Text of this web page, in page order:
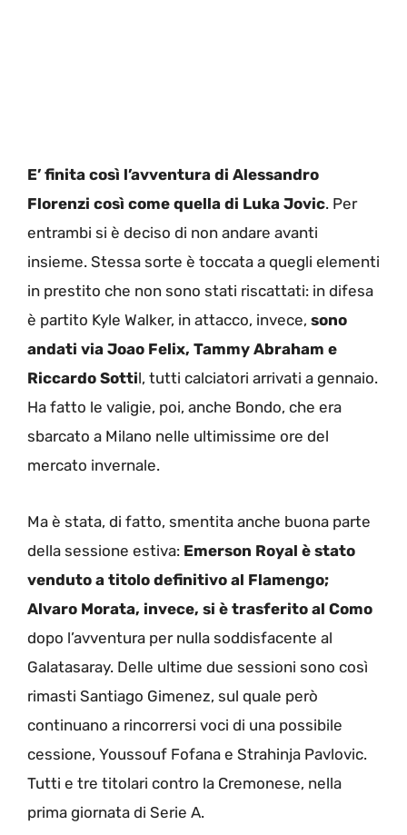
E’ finita così l’avventura di Alessandro
Florenzi così come quella di Luka Jovic. Per
entrambi si è deciso di non andare avanti
insieme. Stessa sorte è toccata a quegli elementi
in prestito che non sono stati riscattati: in difesa
è partito Kyle Walker, in attacco, invece, sono
andati via Joao Felix, Tammy Abraham e
Riccardo Sottil, tutti calciatori arrivati a gennaio.
Ha fatto le valigie, poi, anche Bondo, che era
sbarcato a Milano nelle ultimissime ore del
mercato invernale.
Ma è stata, di fatto, smentita anche buona parte
della sessione estiva: Emerson Royal è stato
venduto a titolo definitivo al Flamengo;
Alvaro Morata, invece, si è trasferito al Como
dopo l’avventura per nulla soddisfacente al
Galatasaray. Delle ultime due sessioni sono così
rimasti Santiago Gimenez, sul quale però
continuano a rincorrersi voci di una possibile
cessione, Youssouf Fofana e Strahinja Pavlovic.
Tutti e tre titolari contro la Cremonese, nella
prima giornata di Serie A.